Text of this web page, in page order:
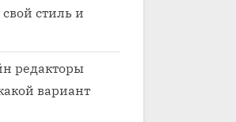
стиль и
редакторы
вариант